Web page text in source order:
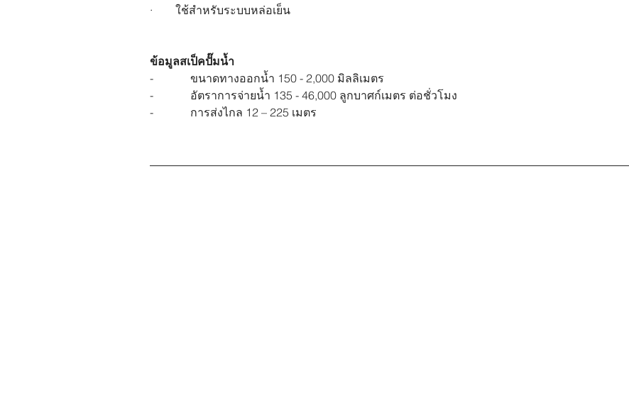
·        ใช้สำหรับระบบหล่อเย็น
ข้อมูลสเป็คปั๊มน้ำ
-             ขนาดทางออกน้ำ 150 - 2,000 มิลลิเมตร
-             อัตราการจ่ายน้ำ 135 - 46,000 ลูกบาศก์เมตร ต่อชั่วโมง
-             การส่งไกล 12 – 225 เมตร